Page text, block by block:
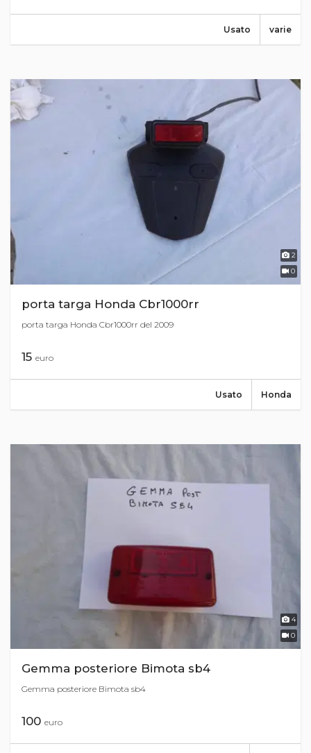
varie
Usato
2
0
porta targa Honda Cbr1000rr
porta targa Honda Cbr1000rr del 2009
15 euro
Honda
Usato
4
0
Gemma posteriore Bimota sb4
Gemma posteriore Bimota sb4
100 euro